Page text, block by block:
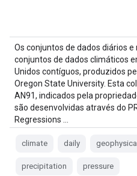
Os conjuntos de dados diários e
conjuntos de dados climáticos
Unidos contíguos, produzidos
Oregon State University. Esta
AN91, indicados pela
são desenvolvidas através do
Regressions …
climate daily geophysical
precipitation pressure